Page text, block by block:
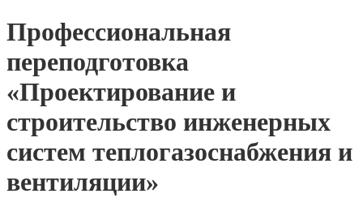
Профессиональная
переподготовка
«Проектирование и
строительство инженерных
систем теплогазоснабжения и
вентиляции»